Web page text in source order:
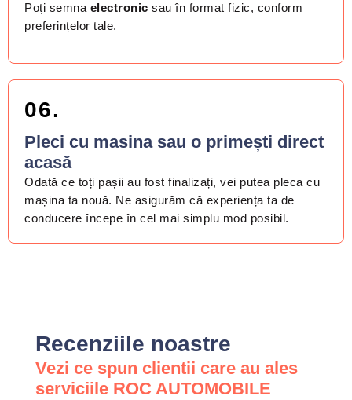
Poți semna electronic sau în format fizic, conform
preferințelor tale.
06.
Pleci cu masina sau o primești direct
acasă
Odată ce toți pașii au fost finalizați, vei putea pleca cu
mașina ta nouă. Ne asigurăm că experiența ta de
conducere începe în cel mai simplu mod posibil.
Recenziile noastre
Vezi ce spun clientii care au ales
serviciile ROC AUTOMOBILE